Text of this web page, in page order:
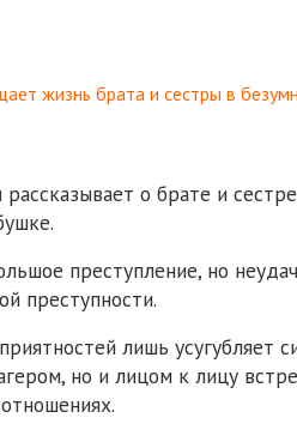
жизнь брата и сестры в
о брате и
преступление, но
преступности.
лишь усугубляет
но и лицом к лицу